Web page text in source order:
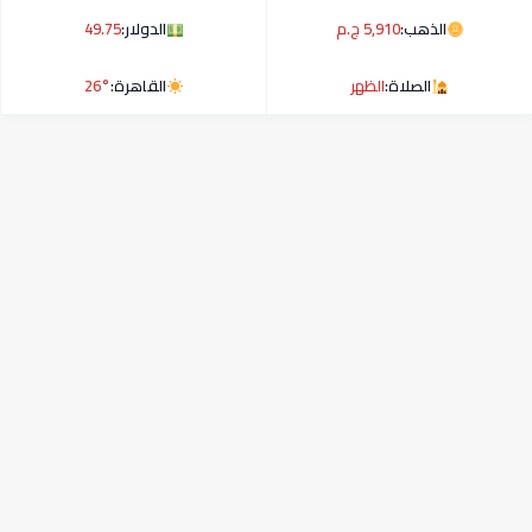
الذهب:5,910 ج.م الدولار:49.75
الصلاة:الظهر القاهرة:26°